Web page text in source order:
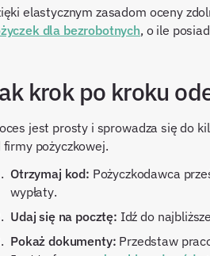
elastycznym zasadom oceny
dla bezrobotnych, o ile
krok po kroku
jest prosty i sprowadza się do
firmy pożyczkowej.
Otrzymaj kod: Pożyczkodawca
wypłaty.
Udaj się na pocztę: Idź do
Pokaż dokumenty: Przedstaw